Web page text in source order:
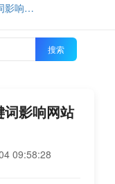
tag页和首页布局同样关键词影响网站排名优化吗？
搜索
影响网站
09:58:28